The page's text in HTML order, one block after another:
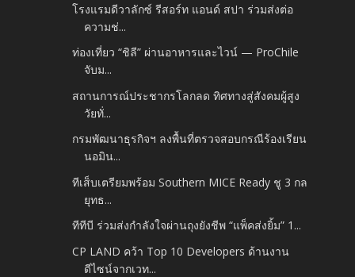
โรงแรมดีวาลักซ์ รีสอร์ท แอนด์ สปา ร่วมส่งต่อ
ความช่...
ท่องเที่ยว “ชิลี” ผ่านอาหารและไวน์ — ProChile
จับม...
สถานการณ์ประชากรโลกลด ทิศทางสู่สังคมผู้สูง
วัยทั่...
กรมพัฒนาธุรกิจฯ ลงพื้นที่ตรวจสอบกรณีร้องเรียน
นอมิน...
ทีเส็บเตรียมพร้อม Southern MICE Ready ชู 3 กล
ยุทธ...
ทีทีบี ร่วมส่งกำลังใจผ่านถุงยังชีพ “แพ็คส่งยิ้ม” 1...
CP LAND คว้า Top 10 Developers ด้านงาน
ดีไซน์จากเวท...